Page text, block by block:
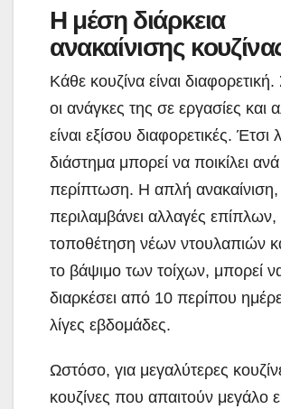
Η μέση διάρκεια
ανακαίνισης
Κάθε κουζίνα είναι
οι ανάγκες της σε εργασίες και
είναι εξίσου διαφορετικές. Έτσι
διάστημα μπορεί να ποικίλει ανά
περίπτωση. Η απλή
περιλαμβάνει αλλαγές επίπλων,
τοποθέτηση νέων ντουλαπιών
το βάψιμο των τοίχων, μπορεί
διαρκέσει από 10 περίπου
λίγες εβδομάδες.
Ωστόσο, για μεγαλύτερες
κουζίνες που απαιτούν μεγάλο